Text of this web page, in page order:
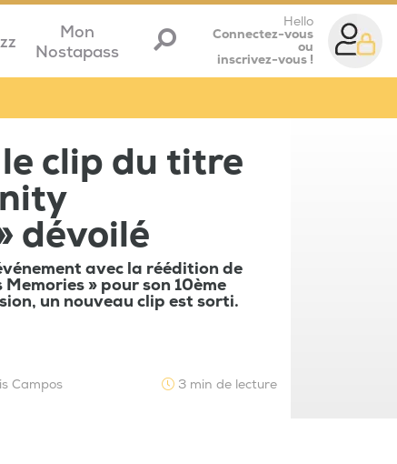
Mon
Nostapass
Hello
Connectez-vous
ou
inscrivez-vous !
clip du titre
dévoilé
avec la réédition de
» pour son 10ème
un nouveau clip est sorti.
Campos 3 min de lecture